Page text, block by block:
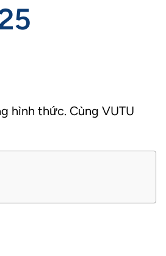
hình thức. Cùng VUTU